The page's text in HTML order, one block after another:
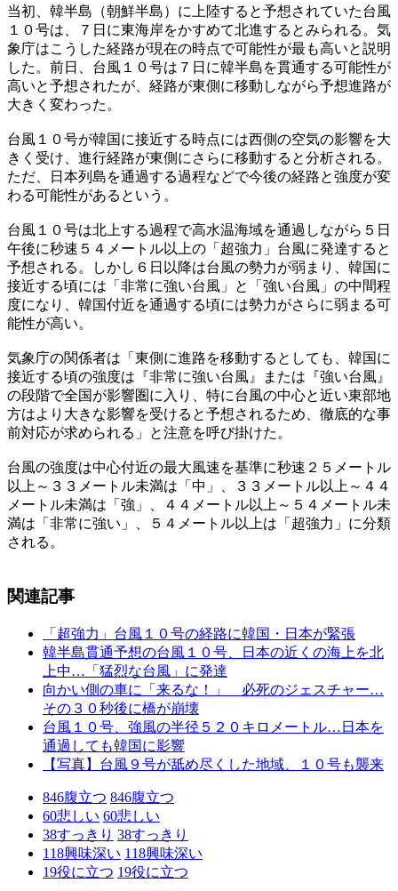
当初、韓半島（朝鮮半島）に上陸すると予想されていた台風
１０号は、７日に東海岸をかすめて北進するとみられる。気
象庁はこうした経路が現在の時点で可能性が最も高いと説明
した。前日、台風１０号は７日に韓半島を貫通する可能性が
高いと予想されたが、経路が東側に移動しながら予想進路が
大きく変わった。
台風１０号が韓国に接近する時点には西側の空気の影響を大
きく受け、進行経路が東側にさらに移動すると分析される。
ただ、日本列島を通過する過程などで今後の経路と強度が変
わる可能性があるという。
台風１０号は北上する過程で高水温海域を通過しながら５日
午後に秒速５４メートル以上の「超強力」台風に発達すると
予想される。しかし６日以降は台風の勢力が弱まり、韓国に
接近する頃には「非常に強い台風」と「強い台風」の中間程
度になり、韓国付近を通過する頃には勢力がさらに弱まる可
能性が高い。
気象庁の関係者は「東側に進路を移動するとしても、韓国に
接近する頃の強度は『非常に強い台風』または『強い台風』
の段階で全国が影響圏に入り、特に台風の中心と近い東部地
方はより大きな影響を受けると予想されるため、徹底的な事
前対応が求められる」と注意を呼び掛けた。
台風の強度は中心付近の最大風速を基準に秒速２５メートル
以上～３３メートル未満は「中」、３３メートル以上～４４
メートル未満は「強」、４４メートル以上～５４メートル未
満は「非常に強い」、５４メートル以上は「超強力」に分類
される。
関連記事
「超強力」台風１０号の経路に韓国・日本が緊張
韓半島貫通予想の台風１０号、日本の近くの海上を北
上中…「猛烈な台風」に発達
向かい側の車に「来るな！」 必死のジェスチャー…
その３０秒後に橋が崩壊
台風１０号、強風の半径５２０キロメートル…日本を
通過しても韓国に影響
【写真】台風９号が舐め尽くした地域、１０号も襲来
846腹立つ 846腹立つ
60悲しい 60悲しい
38すっきり 38すっきり
118興味深い 118興味深い
19役に立つ 19役に立つ